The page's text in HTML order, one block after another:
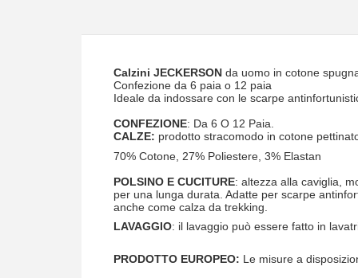
Calzini JECKERSON da uomo in cotone
Confezione da 6 paia o 12 paia
Ideale da indossare con le scarpe
CONFEZIONE: Da 6 O 12 Paia.
CALZE: prodotto stracomodo in cotone
70% Cotone, 27% Poliestere, 3% Elastan
POLSINO E CUCITURE: altezza alla caviglia,
per una lunga durata. Adatte per scarpe
anche come calza da trekking.
LAVAGGIO: il lavaggio può essere fatto in
PRODOTTO EUROPEO: Le misure a